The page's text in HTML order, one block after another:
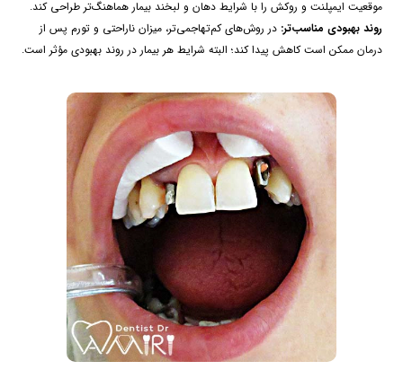
موقعیت ایمپلنت و روکش را با شرایط دهان و لبخند بیمار هماهنگ‌تر طراحی کند.
روند بهبودی مناسب‌تر: در روش‌های کم‌تهاجمی‌تر، میزان ناراحتی و تورم پس از
درمان ممکن است کاهش پیدا کند؛ البته شرایط هر بیمار در روند بهبودی مؤثر است.